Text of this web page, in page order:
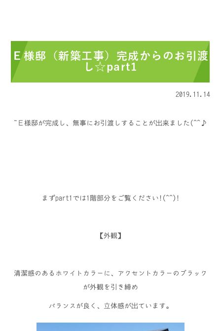
Ｅ様邸（新築工事）完成からのお引渡
し☆part1
2019.11.14
Ｅ様邸が完成し、無事にお引渡しすることが出来ました(^^♪
まずpart1では1階部分をご覧ください!(^^)!
【外観】
清潔感のあるホワイトカラーに、アクセントカラーのブラック
が外観を引き締め
バランスが良く、立体感が出ています。